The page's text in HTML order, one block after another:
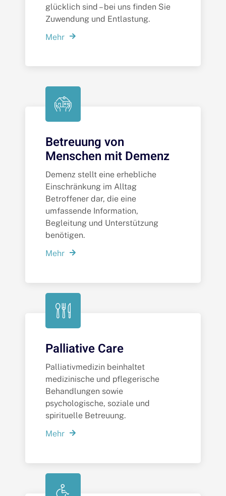
glücklich sind – bei uns finden Sie
Zuwendung und Entlastung.
Mehr
Betreuung von
Menschen mit Demenz
Demenz stellt eine erhebliche
Einschränkung im Alltag
Betroffener dar, die eine
umfassende Information,
Begleitung und Unterstützung
benötigen.
Mehr
Palliative Care
Palliativmedizin beinhaltet
medizinische und pflegerische
Behandlungen sowie
psychologische, soziale und
spirituelle Betreuung.
Mehr